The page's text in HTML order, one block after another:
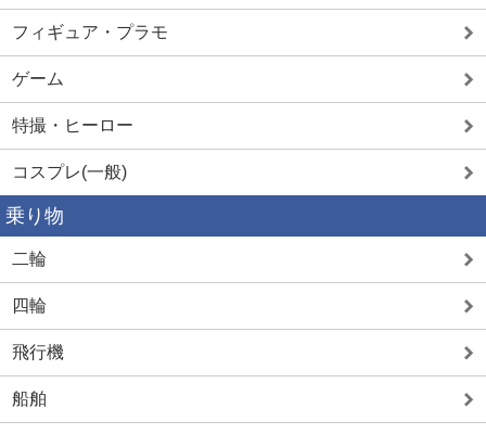
フィギュア・プラモ
ゲーム
特撮・ヒーロー
コスプレ(一般)
乗り物
二輪
四輪
飛行機
船舶